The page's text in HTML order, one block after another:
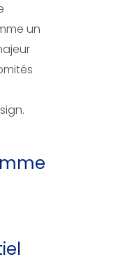
un